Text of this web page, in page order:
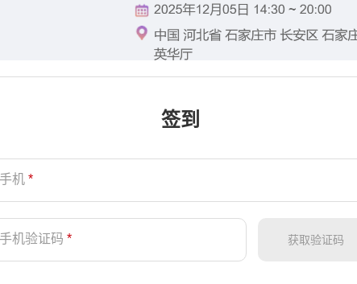
签到
手机 *
手机验证码 * 获取验证码